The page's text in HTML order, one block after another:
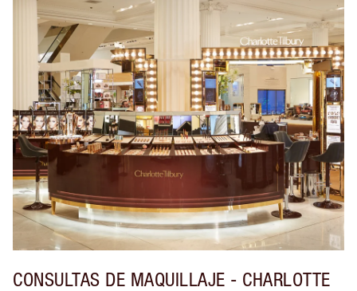
CONSULTAS DE MAQUILLAJE - CHARLOTTE